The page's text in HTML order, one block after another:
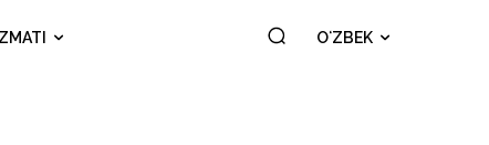
OʻZBEK